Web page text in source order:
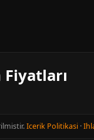
Icerik Politikasi ·